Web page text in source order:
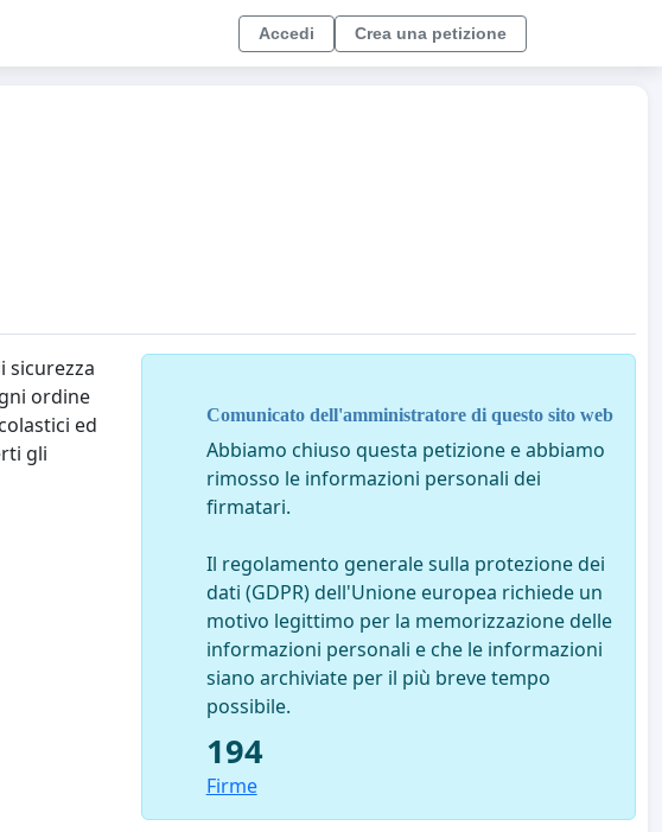
Accedi Crea una petizione
sicurezza
ordine
ed
gli
Comunicato dell'amministratore di questo sito web
Abbiamo chiuso questa petizione e abbiamo
rimosso le informazioni personali dei
firmatari.
Il regolamento generale sulla protezione dei
dati (GDPR) dell'Unione europea richiede un
motivo legittimo per la memorizzazione delle
informazioni personali e che le informazioni
siano archiviate per il più breve tempo
possibile.
194
Firme